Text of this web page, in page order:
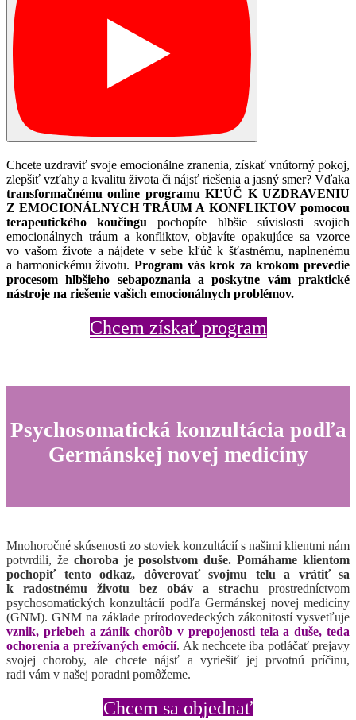
Chcete uzdraviť svoje emocionálne zranenia, získať vnútorný pokoj,
zlepšiť vzťahy a kvalitu života či nájsť riešenia a jasný smer? Vďaka
transformačnému online programu KĽÚČ K UZDRAVENIU
Z EMOCIONÁLNYCH TRÁUM A KONFLIKTOV pomocou
terapeutického koučingu pochopíte hlbšie súvislosti svojich
emocionálnych tráum a konfliktov, objavíte opakujúce sa vzorce
vo vašom živote a nájdete v sebe kľúč k šťastnému, naplnenému
a harmonickému životu. Program vás krok za krokom prevedie
procesom hlbšieho sebapoznania a poskytne vám praktické
nástroje na riešenie vašich emocionálnych problémov.
Chcem získať program
Psychosomatická konzultácia podľa
Germánskej novej medicíny
Mnohoročné skúsenosti zo stoviek konzultácií s našimi klientmi nám
potvrdili, že choroba je posolstvom duše. Pomáhame klientom
pochopiť tento odkaz, dôverovať svojmu telu a vrátiť sa
k radostnému životu bez obáv a strachu prostredníctvom
psychosomatických konzultácií podľa Germánskej novej medicíny
(GNM). GNM na základe prírodovedeckých zákonitostí vysvetľuje
vznik, priebeh a zánik chorôb v prepojenosti tela a duše, teda
ochorenia a prežívaných emócií. Ak nechcete iba potláčať prejavy
svojej choroby, ale chcete nájsť a vyriešiť jej prvotnú príčinu,
radi vám v našej poradni pomôžeme.
Chcem sa objednať